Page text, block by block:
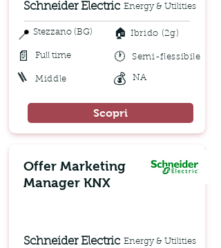
Schneider Electric Energy & Utilities
📍 Stezzano (BG) 🏠
📄
Ibrido (2g)
Full time 🕐 Semi-flessibile
🪜 💰
Middle NA
Scopri
Offer Marketing
Manager KNX
Schneider Electric Energy & Utilities